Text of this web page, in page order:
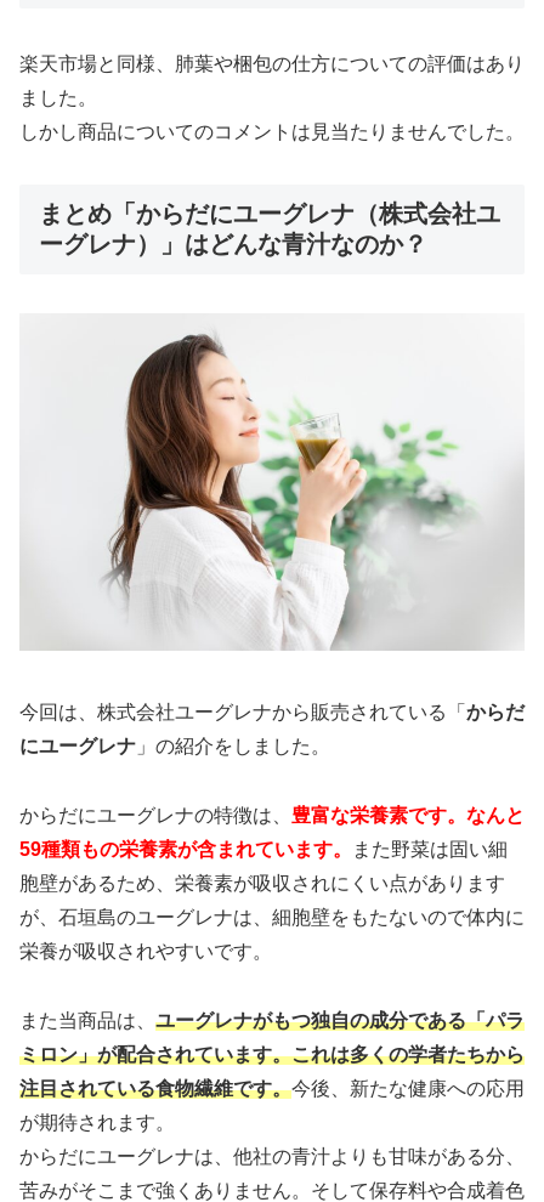
楽天市場と同様、肺葉や梱包の仕方についての評価はあり
ました。
しかし商品についてのコメントは見当たりませんでした。
まとめ「からだにユーグレナ（株式会社ユ
ーグレナ）」はどんな青汁なのか？
今回は、株式会社ユーグレナから販売されている「 からだ
にユーグレナ 」の紹介をしました。
からだにユーグレナの特徴は、 豊富な栄養素です。なんと
59種類もの栄養素が含まれています。
また野菜は固い細
胞壁があるため、栄養素が吸収されにくい点があります
が、石垣島のユーグレナは、細胞壁をもたないので体内に
栄養が吸収されやすいです。
また当商品は、 ユーグレナがもつ独自の成分である「パラ
ミロン」が配合されています。これは多くの学者たちから
注目されている食物繊維です。今後、新たな健康への応用
が期待されます。
からだにユーグレナは、他社の青汁よりも甘味がある分、
苦みがそこまで強くありません。そして保存料や合成着色